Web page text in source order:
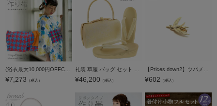
¥7,273 （税込） ¥46,200 （税込） ¥602 （税込）